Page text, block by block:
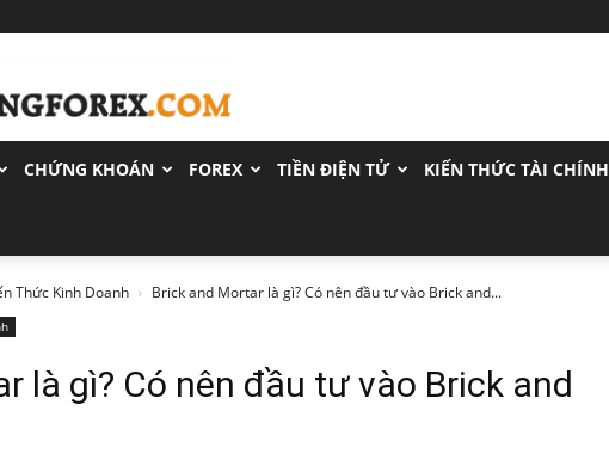
CHỨNG KHOÁN FOREX TIỀN ĐIỆN TỬ KIẾN THỨC TÀI CHÍNH
Thức Kinh Doanh Brick and Mortar là gì? Có nên đầu tư vào Brick and...
là gì? Có nên đầu tư vào Brick and